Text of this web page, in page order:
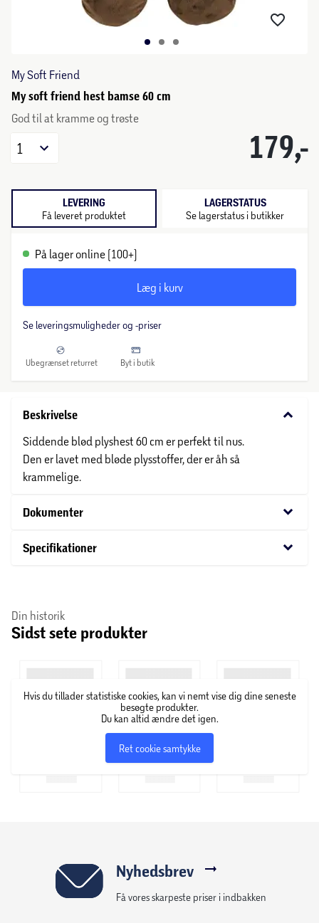
My Soft Friend
My soft friend hest bamse 60 cm
God til at kramme og trøste
179,-
1
LEVERING
Få leveret produktet
LAGERSTATUS
Se lagerstatus i butikker
På lager online (100+)
Læg i kurv
Se leveringsmuligheder og -priser
Ubegrænset returret Byt i butik
Beskrivelse keyboard_arrow_down
Siddende blød plyshest 60 cm er perfekt til nus.
Den er lavet med bløde plysstoffer, der er åh så
krammelige.
Dokumenter keyboard_arrow_down
Specifikationer keyboard_arrow_down
Din historik
Sidst sete produkter
Hvis du tillader statistiske cookies, kan vi nemt vise dig dine seneste
besøgte produkter.
Du kan altid ændre det igen.
Ret cookie samtykke
Nyhedsbrev
Få vores skarpeste priser i indbakken